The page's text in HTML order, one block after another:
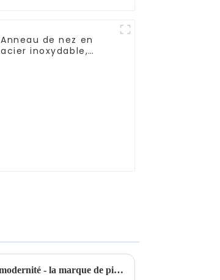
Anneau de nez en
acier inoxydable,
La combinaison parfaite de tradition et de modernité - la marque de piercings séculaire lance une nouvelle série de bijoux